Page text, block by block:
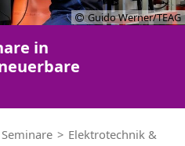
Guido Werner/TEAG
in
Seminare
Elektrotechnik &